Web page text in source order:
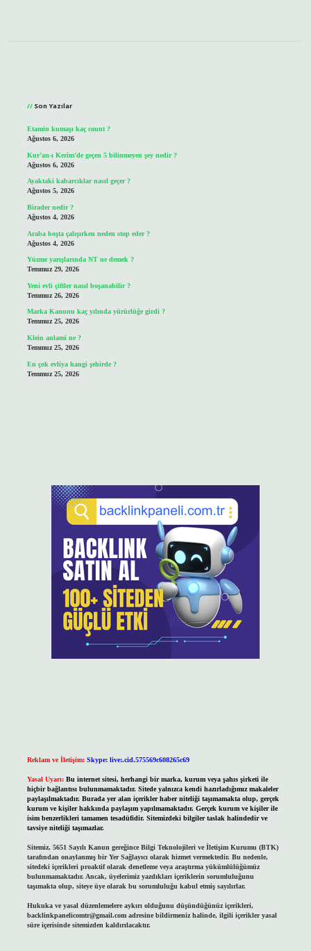
Son Yazılar
Etamin kumaşı kaç count ?
Ağustos 6, 2026
Kur’an-ı Kerim’de geçen 5 bilinmeyen şey nedir ?
Ağustos 6, 2026
Ayaktaki kabarcıklar nasıl geçer ?
Ağustos 5, 2026
Birader nedir ?
Ağustos 4, 2026
Araba boşta çalışırken neden stop eder ?
Ağustos 4, 2026
Yüzme yarışlarında NT ne demek ?
Temmuz 29, 2026
Yeni evli çiftler nasıl boşanabilir ?
Temmuz 26, 2026
Marka Kanunu kaç yılında yürürlüğe girdi ?
Temmuz 25, 2026
Klein anlami ne ?
Temmuz 25, 2026
En çok evliya hangi şehirde ?
Temmuz 25, 2026
Reklam ve İletişim: Skype: live:.cid.575569c608265c69
Yasal Uyarı: Bu internet sitesi, herhangi bir marka, kurum veya şahıs şirketi ile
hiçbir bağlantısı bulunmamaktadır. Sitede yalnızca kendi hazırladığımız makaleler
paylaşılmaktadır. Burada yer alan içerikler haber niteliği taşımamakta olup, gerçek
kurum ve kişiler hakkında paylaşım yapılmamaktadır. Gerçek kurum ve kişiler ile
isim benzerlikleri tamamen tesadüfidir. Sitemizdeki bilgiler taslak halindedir ve
tavsiye niteliği taşımazlar.
Sitemiz, 5651 Sayılı Kanun gereğince Bilgi Teknolojileri ve İletişim Kurumu (BTK)
tarafından onaylanmış bir Yer Sağlayıcı olarak hizmet vermektedir. Bu nedenle,
sitedeki içerikleri proaktif olarak denetleme veya araştırma yükümlülüğümüz
bulunmamaktadır. Ancak, üyelerimiz yazdıkları içeriklerin sorumluluğunu
taşımakta olup, siteye üye olarak bu sorumluluğu kabul etmiş sayılırlar.
Hukuka ve yasal düzenlemelere aykırı olduğunu düşündüğünüz içerikleri,
backlinkpanelicomtr@gmail.comadresine bildirmeniz halinde, ilgili içerikler yasal
süre içerisinde sitemizden kaldırılacaktır.